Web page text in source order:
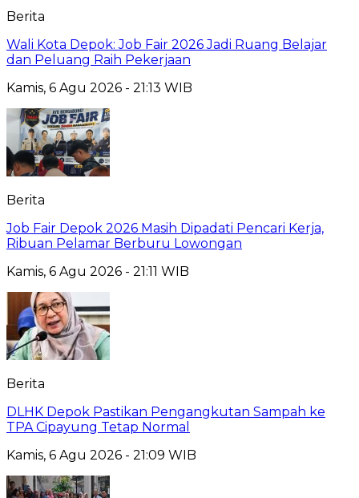
Berita
Wali Kota Depok: Job Fair 2026 Jadi Ruang Belajar
dan Peluang Raih Pekerjaan
Kamis, 6 Agu 2026 - 21:13 WIB
Berita
Job Fair Depok 2026 Masih Dipadati Pencari Kerja,
Ribuan Pelamar Berburu Lowongan
Kamis, 6 Agu 2026 - 21:11 WIB
Berita
DLHK Depok Pastikan Pengangkutan Sampah ke
TPA Cipayung Tetap Normal
Kamis, 6 Agu 2026 - 21:09 WIB